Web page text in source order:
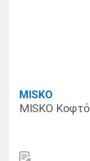
MISKO
MISKO